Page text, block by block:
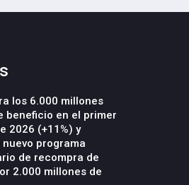
los 6.000 millones
beneficio en el primer
2026 (+11%) y
programa
de recompra de
2.000 millones de